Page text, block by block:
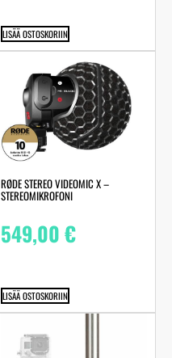
LISÄÄ OSTOSKORIIN
RØDE STEREO VIDEOMIC X –
STEREOMIKROFONI
549,00€
LISÄÄ OSTOSKORIIN